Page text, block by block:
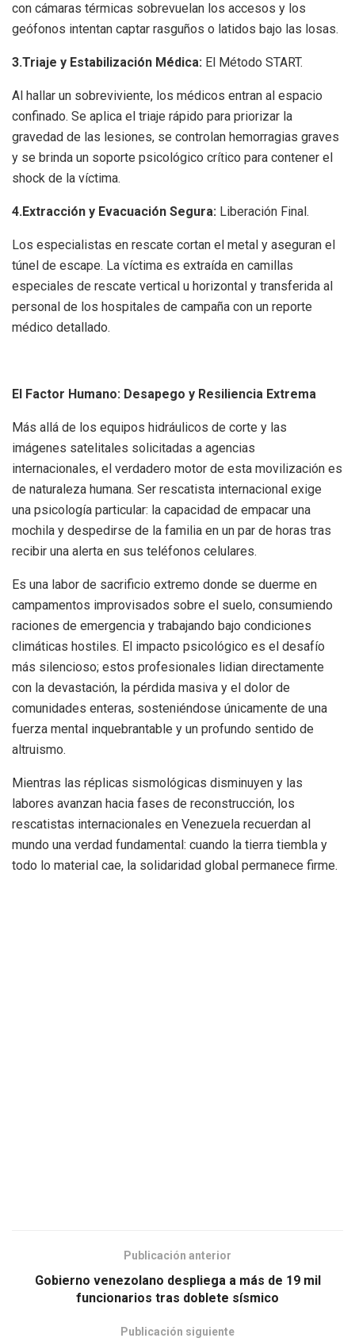
con cámaras térmicas sobrevuelan los accesos y los
geófonos intentan captar rasguños o latidos bajo las losas.
3.Triaje y Estabilización Médica: El Método START.
Al hallar un sobreviviente, los médicos entran al espacio
confinado. Se aplica el triaje rápido para priorizar la
gravedad de las lesiones, se controlan hemorragias graves
y se brinda un soporte psicológico crítico para contener el
shock de la víctima.
4.Extracción y Evacuación Segura: Liberación Final.
Los especialistas en rescate cortan el metal y aseguran el
túnel de escape. La víctima es extraída en camillas
especiales de rescate vertical u horizontal y transferida al
personal de los hospitales de campaña con un reporte
médico detallado.
El Factor Humano: Desapego y Resiliencia Extrema
Más allá de los equipos hidráulicos de corte y las
imágenes satelitales solicitadas a agencias
internacionales, el verdadero motor de esta movilización es
de naturaleza humana. Ser rescatista internacional exige
una psicología particular: la capacidad de empacar una
mochila y despedirse de la familia en un par de horas tras
recibir una alerta en sus teléfonos celulares.
Es una labor de sacrificio extremo donde se duerme en
campamentos improvisados sobre el suelo, consumiendo
raciones de emergencia y trabajando bajo condiciones
climáticas hostiles. El impacto psicológico es el desafío
más silencioso; estos profesionales lidian directamente
con la devastación, la pérdida masiva y el dolor de
comunidades enteras, sosteniéndose únicamente de una
fuerza mental inquebrantable y un profundo sentido de
altruismo.
Mientras las réplicas sismológicas disminuyen y las
labores avanzan hacia fases de reconstrucción, los
rescatistas internacionales en Venezuela recuerdan al
mundo una verdad fundamental: cuando la tierra tiembla y
todo lo material cae, la solidaridad global permanece firme.
Publicación anterior
Gobierno venezolano despliega a más de 19 mil
funcionarios tras doblete sísmico
Publicación siguiente